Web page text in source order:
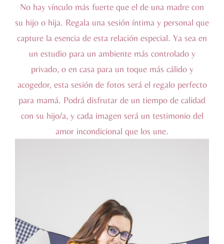
No hay vínculo más fuerte que el de una madre con
su hijo o hija. Regala una sesión íntima y personal que
capture la esencia de esta relación especial. Ya sea en
un estudio para un ambiente más controlado y
privado, o en casa para un toque más cálido y
acogedor, esta sesión de fotos será el regalo perfecto
para mamá. Podrá disfrutar de un tiempo de calidad
con su hijo/a, y cada imagen será un testimonio del
amor incondicional que los une.